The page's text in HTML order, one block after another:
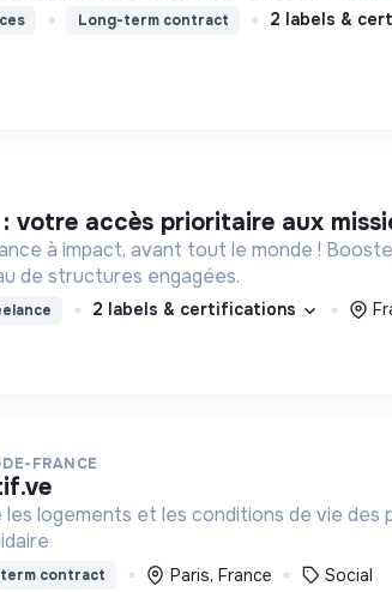
Long-term contract 2 labels &
: votre accès prioritaire aux
à impact, avant tout le monde !
de structures engagées.
2 labels & certifications
FRANCE
logements et les conditions de vie
contract Paris, France Social